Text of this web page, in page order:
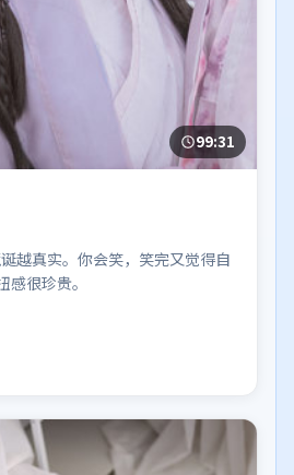
99:31
越真实。你会笑，笑完又觉得自
很珍贵。